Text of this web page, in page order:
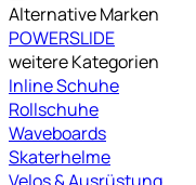
Alternative Marken
POWERSLIDE
weitere Kategorien
Inline Schuhe
Rollschuhe
Waveboards
Skaterhelme